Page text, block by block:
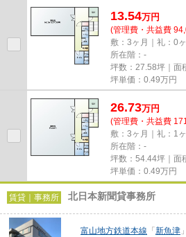
13.54万円
(管理費・共益費
敷：3ヶ月｜礼：0
所在階：-
坪数：27.58坪｜面
坪単価： 0.49万円
26.73万円
(管理費・共益費
敷：3ヶ月｜礼：1
所在階：-
坪数：54.44坪｜面
坪単価： 0.49万円
賃貸｜事務所 北日本新聞貸事務所
富山地方鉄道本線 「 新魚津